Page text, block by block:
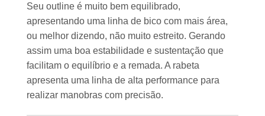
Seu outline é muito bem equilibrado,
apresentando uma linha de bico com mais área,
ou melhor dizendo, não muito estreito. Gerando
assim uma boa estabilidade e sustentação que
facilitam o equilíbrio e a remada. A rabeta
apresenta uma linha de alta performance para
realizar manobras com precisão.